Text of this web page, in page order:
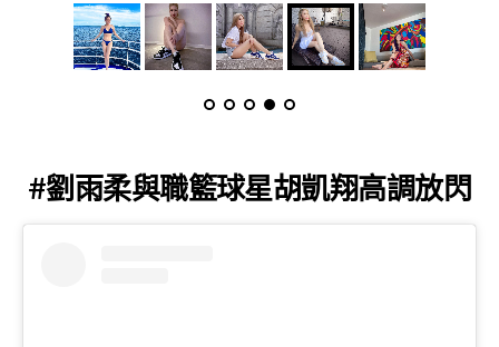
#劉雨柔與職籃球星胡凱翔高調放閃